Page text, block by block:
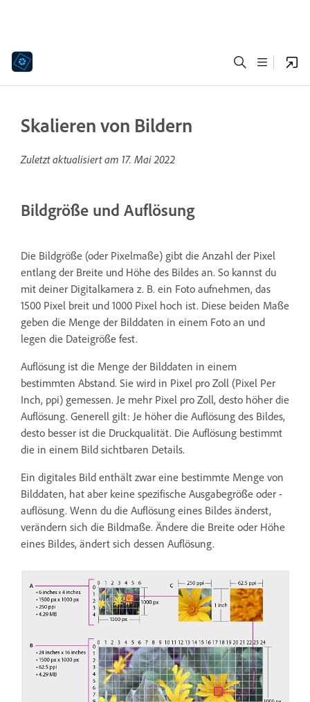
Skalieren von Bildern
Zuletzt aktualisiert am 17. Mai 2022
Bildgröße und Auflösung
Die Bildgröße (oder Pixelmaße) gibt die Anzahl der Pixel
entlang der Breite und Höhe des Bildes an. So kannst du
mit deiner Digitalkamera z. B. ein Foto aufnehmen, das
1500 Pixel breit und 1000 Pixel hoch ist. Diese beiden Maße
geben die Menge der Bilddaten in einem Foto an und
legen die Dateigröße fest.
Auflösung ist die Menge der Bilddaten in einem
bestimmten Abstand. Sie wird in Pixel pro Zoll (Pixel Per
Inch, ppi) gemessen. Je mehr Pixel pro Zoll, desto höher die
Auflösung. Generell gilt: Je höher die Auflösung des Bildes,
desto besser ist die Druckqualität. Die Auflösung bestimmt
die in einem Bild sichtbaren Details.
Ein digitales Bild enthält zwar eine bestimmte Menge von
Bilddaten, hat aber keine spezifische Ausgabegröße oder -
auflösung. Wenn du die Auflösung eines Bildes änderst,
verändern sich die Bildmaße. Ändere die Breite oder Höhe
eines Bildes, ändert sich dessen Auflösung.